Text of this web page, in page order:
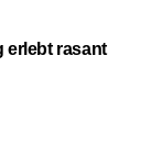
erlebt rasant